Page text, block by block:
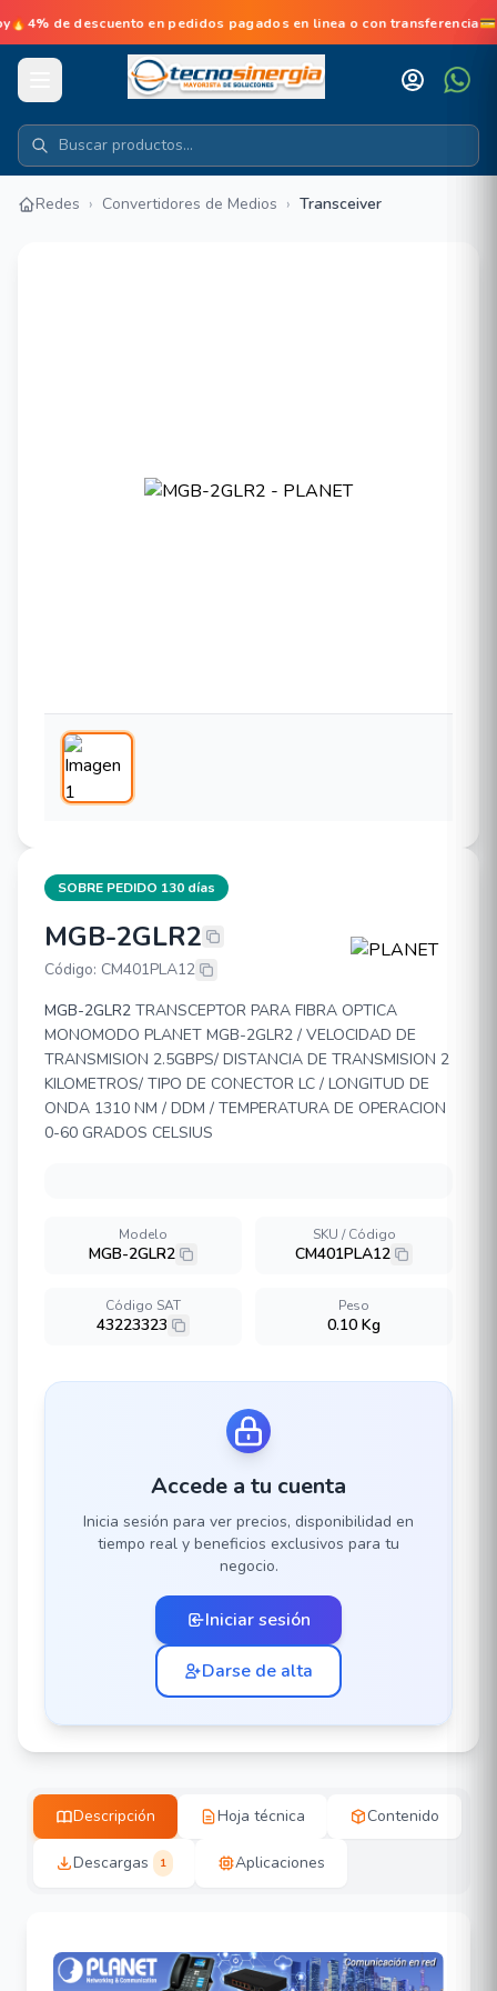
de descuento en pedidos pagados en linea o con
Redes › Convertidores de Medios › Transceiver
SOBRE PEDIDO 130 días
PLANET MGB-2GLR2
MGB-2GLR2
Código: CM401PLA12
MGB-2GLR2 TRANSCEPTOR PARA FIBRA OPTICA
MONOMODO PLANET MGB-2GLR2 / VELOCIDAD DE
TRANSMISION 2.5GBPS/ DISTANCIA DE TRANSMISION 2
KILOMETROS/ TIPO DE CONECTOR LC / LONGITUD DE
ONDA 1310 NM / DDM / TEMPERATURA DE OPERACION
0-60 GRADOS CELSIUS
Modelo
MGB-2GLR2
SKU / Código
CM401PLA12
Código SAT
43223323
Peso
0.10 Kg
Accede a tu cuenta
Inicia sesión para ver precios, disponibilidad en
tiempo real y beneficios exclusivos para tu
negocio.
Iniciar sesión
Darse de alta
Descripción Hoja técnica Contenido
Descargas 1 Aplicaciones